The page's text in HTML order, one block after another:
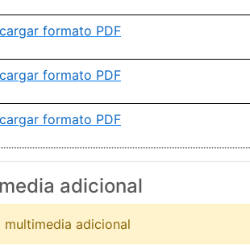
formato PDF
formato PDF
formato PDF
adicional
adicional